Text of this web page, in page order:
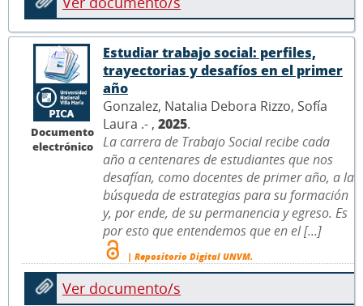
Documento
electrónico
Estudiar trabajo social: perfiles,
trayectorias y desafíos en el primer
año
Gonzalez, Natalia Debora Rizzo, Sofía
Laura .- , 2025.
La carrera de Trabajo Social recibe cada
año a centenares de estudiantes que nos
desafían, como docentes de primer año, a la
búsqueda de estrategias para su formación
y, por ende, de su permanencia y egreso. Es
por esto que entendemos que en el [...]
| Repositorio Digital UNVM.
Ver documento/s